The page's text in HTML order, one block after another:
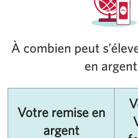
À combien peut
en
Votre remise en
argent